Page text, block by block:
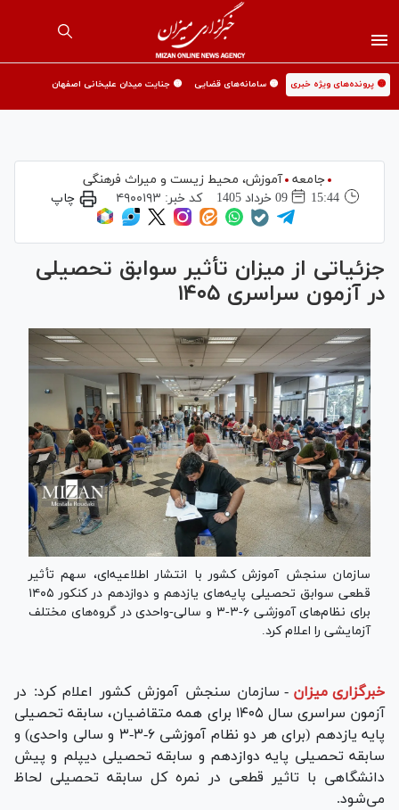
🟡 پرونده‌های ویژه خبری 🟡 سامانه‌های قضایی 🟡 جنایت میدان علیخانی اصفهان
جامعه
آموزش،‌ محیط زیست و میراث فرهنگی
15:44
09 خرداد 1405 کد خبر: ۴۹۰۰۱۹۳ چاپ
جزئیاتی از میزان تأثیر سوابق تحصیلی
در آزمون سراسری ۱۴۰۵
سازمان سنجش آموزش کشور با انتشار اطلاعیه‌ای، سهم تأثیر
قطعی سوابق تحصیلی پایه‌های یازدهم و دوازدهم در کنکور ۱۴۰۵
برای نظام‌های آموزشی ۶-۳-۳ و سالی-واحدی در گروه‌های مختلف
آزمایشی را اعلام کرد.
خبرگزاری میزان - سازمان سنجش آموزش کشور اعلام کرد: در
آزمون سراسری سال ۱۴۰۵ برای همه متقاضیان، سابقه تحصیلی
پایه یازدهم (برای هر دو نظام آموزشی ۶-۳-۳ و سالی واحدی) و
سابقه تحصیلی پایه دوازدهم و سابقه تحصیلی دیپلم و پیش
دانشگاهی با تاثیر قطعی در نمره کل سابقه تحصیلی لحاظ
می‌شود.